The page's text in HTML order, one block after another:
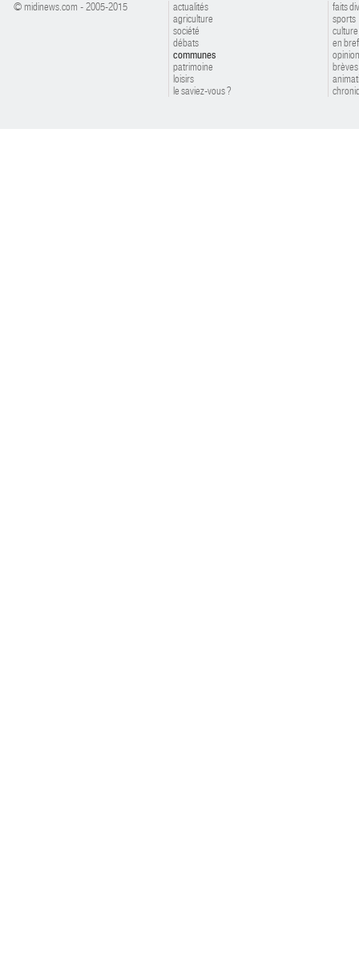
© midinews.com - 2005-2015
actualités
agriculture
société
débats
communes
patrimoine
loisirs
le saviez-vous ?
faits
sports
culture
en bref
brèves